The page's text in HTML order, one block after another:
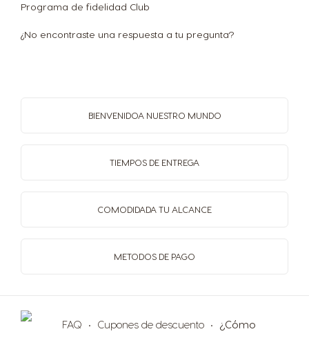
Programa de fidelidad Club
¿No encontraste una respuesta a tu pregunta?
BIENVENIDOA NUESTRO MUNDO
TIEMPOS DE ENTREGA
COMODIDADA TU ALCANCE
METODOS DE PAGO
FAQ Cupones de descuento ¿Cómo